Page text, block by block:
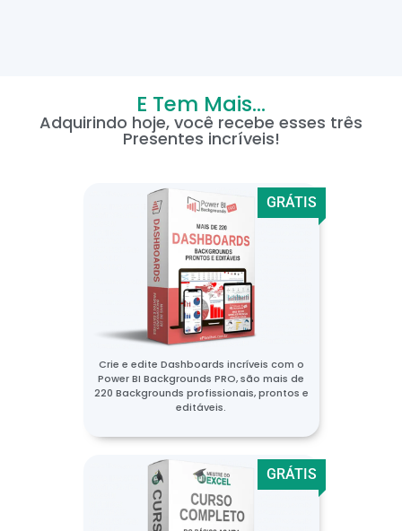
E Tem Mais...
Adquirindo hoje, você recebe esses três
Presentes incríveis!
GRÁTIS
Crie e edite Dashboards incríveis com o
Power BI Backgrounds PRO, são mais de
220 Backgrounds profissionais, prontos e
editáveis.
GRÁTIS